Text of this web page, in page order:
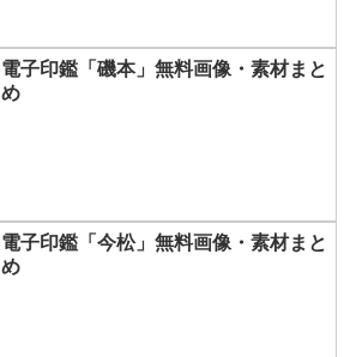
電子印鑑「磯本」無料画像・素材まと
め
電子印鑑「今松」無料画像・素材まと
め